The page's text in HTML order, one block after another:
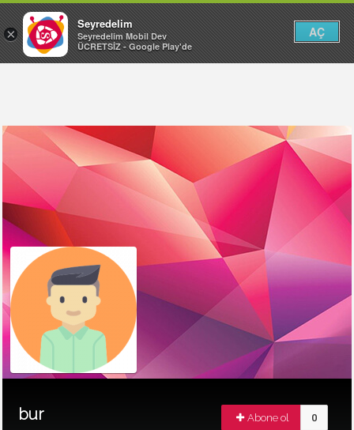
bur Abone ol 0
×
Seyredelim
Seyredelim Mobil Dev
ÜCRETSİZ - Google Play'de
AÇ